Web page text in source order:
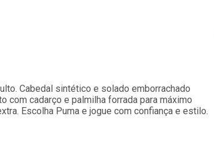
Cabedal sintético e solado emborrachado
com cadarço e palmilha forrada para máximo
Escolha Puma e jogue com confiança e estilo.